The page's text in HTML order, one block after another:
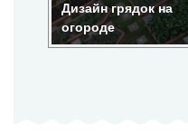
Дизайн грядок на
огороде